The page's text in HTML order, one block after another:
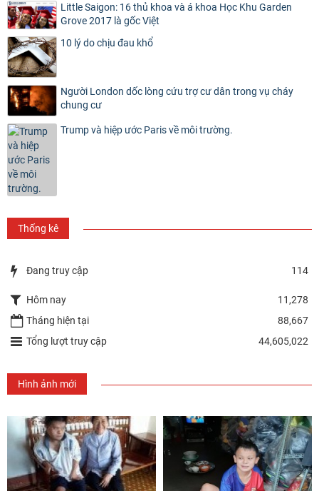
Little Saigon: 16 thủ khoa và á khoa Học Khu Garden
Grove 2017 là gốc Việt
10 lý do chịu đau khổ
Người London dốc lòng cứu trợ cư dân trong vụ cháy
chung cư
Trump và hiệp ước Paris về môi trường.
Thống kê
Đang truy cập 114
Hôm nay
11,278
Tháng hiện tại
88,667
Tổng lượt truy cập
44,605,022
Hình ảnh mới